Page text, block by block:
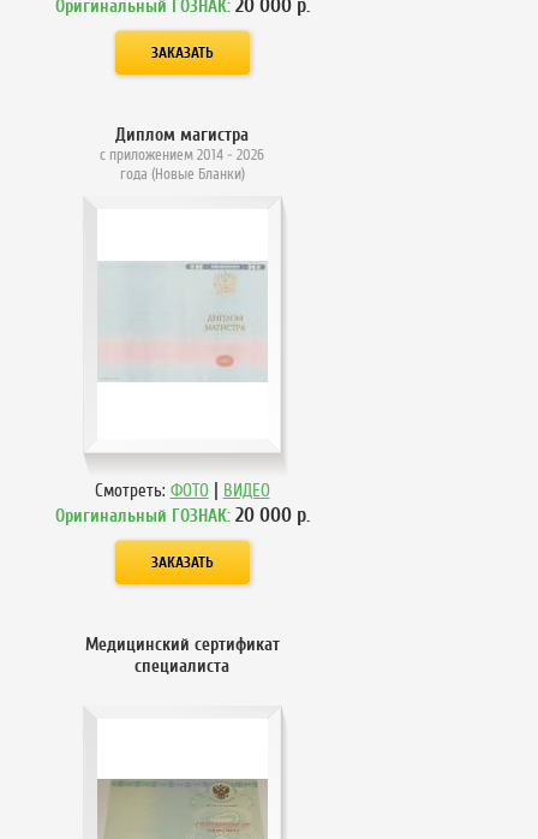
Оригинальный ГОЗНАК: 20 000р.
Диплом магистра
с приложением 2014 - 2026
года (Новые Бланки)
Смотреть: ФОТО | ВИДЕО
Оригинальный ГОЗНАК: 20 000р.
Медицинский сертификат
специалиста